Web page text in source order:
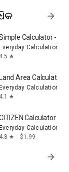
arrow_forward
Calculator -
Everyday Calculation
4.5 star
Land Area Calculator
Everyday Calculation
4.1
star
Calculator Pro
Everyday Calculation
4.8 star $1.99
arrow_forward